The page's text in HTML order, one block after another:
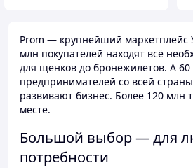
Prom — крупнейший маркетплейс
млн покупателей находят всё
для щенков до бронежилетов. А 60
предпринимателей со всей
развивают бизнес. Более 120 млн
месте.
Большой выбор — для
потребности